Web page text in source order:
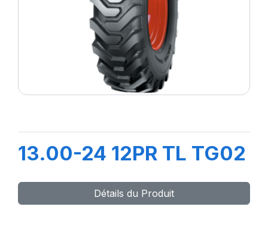
13.00-24 12PR TL TG02
Détails du Produit